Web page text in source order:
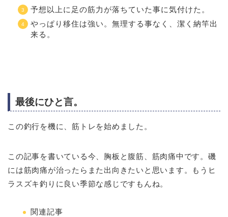
予想以上に足の筋力が落ちていた事に気付けた。
やっぱり移住は強い。無理する事なく、潔く納竿出
来る。
最後にひと言。
この釣行を機に、筋トレを始めました。
この記事を書いている今、胸板と腹筋、筋肉痛中です。磯
には筋肉痛が治ったらまた出向きたいと思います。もうヒ
ラスズキ釣りに良い季節な感じですもんね。
関連記事